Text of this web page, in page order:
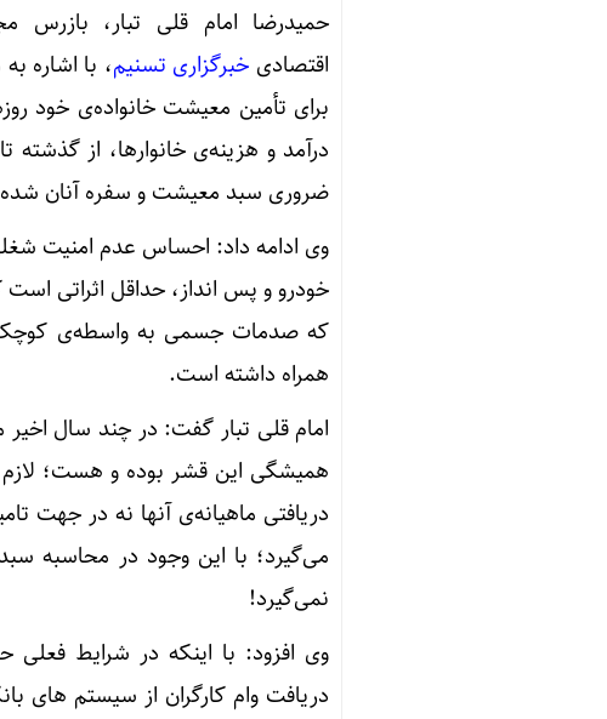
حمیدرضا امام قلی تبار، بازرس
اقتصادیخبرگزاری تسنیم، با اشاره
برای تأمین معیشت خانواده‌ی خود
درآمد و هزینه‌ی خانوارها، از
ضروری سبد معیشت و سفره آنان
وی ادامه داد: احساس عدم امنیت
خودرو و پس انداز، حداقل اثراتی است
که صدمات جسمی به واسطه‌ی کوچک
همراه داشته است.
امام قلی تبار گفت: در چند سال
همیشگی این قشر بوده و هست؛
دریافتی ماهیانه‌ی آنها نه در
می‌گیرد؛ با این وجود در محاسبه
نمی‌گیرد!
وی افزود: با اینکه در شرایط
دریافت وام کارگران از سیستم های